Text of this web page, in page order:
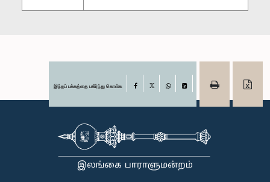
இந்தப் பக்கத்தை பகிர்ந்து கொள்க Facebook